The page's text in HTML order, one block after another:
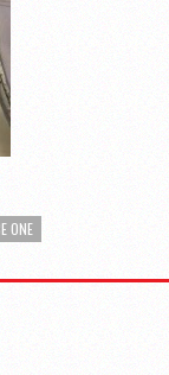
ONE